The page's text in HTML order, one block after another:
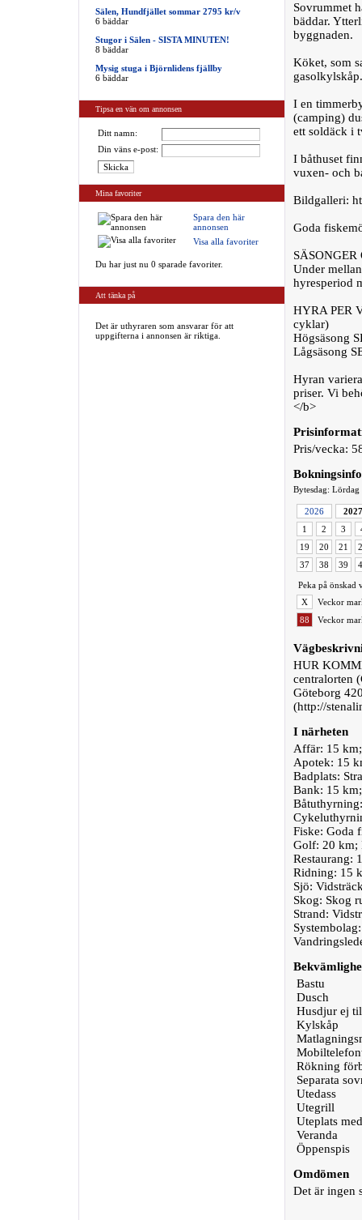
Sälen, Hundfjället sommar 2795 kr/v
6 bäddar
Stugor i Sälen - SISTA MINUTEN!
8 bäddar
Mysig stuga i Björnlidens fjällby
6 bäddar
Tipsa en vän om annonsen
Ditt namn:
Din väns e-post:
Mina favoriter
Spara den här
annonsen
Visa alla favoriter
Du har just nu 0 sparade favoriter.
Att tänka på
Det är uthyraren som ansvarar för att
uppgifterna i annonsen är riktiga.
Sovrummet
bäddar.
byggnaden.
Köket, som
gasolkylskåp.
I en
(camping)
ett soldäck i
I båthuset
vuxen- och
Bildgalleri:
Goda
Under
hyresperiod
HYRA PER
cyklar)
Högsäsong
Lågsäsong
Hyran
priser. Vi
</b>
Pris/vecka:
Bytesdag: Lördag
2026
2027
1
2 3
19
20 21
37
38 39
Peka på önskad
X
Veckor
88
Veckor
HUR
centralorten
Göteborg
(http://
I närheten
Affär: 15
Apotek: 15
Badplats:
Bank: 15
Fiske: Goda
Golf: 20 km;
Restaurang:
Ridning: 15
Sjö:
Skog: Skog
Strand:
Bastu
Dusch
Husdjur ej
Kylskåp
Rökning
Separata
Utedass
Utegrill
Uteplats
Veranda
Öppenspis
Omdömen
Det är ingen